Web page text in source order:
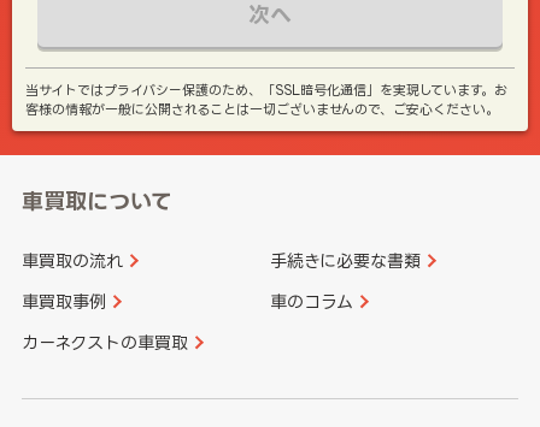
次へ
当サイトではプライバシー保護のため、「SSL暗号化通信」を実現しています。お
客様の情報が一般に公開されることは一切ございませんので、ご安心ください。
車買取について
車買取の流れ 手続きに必要な書類
車買取事例 車のコラム
カーネクストの車買取